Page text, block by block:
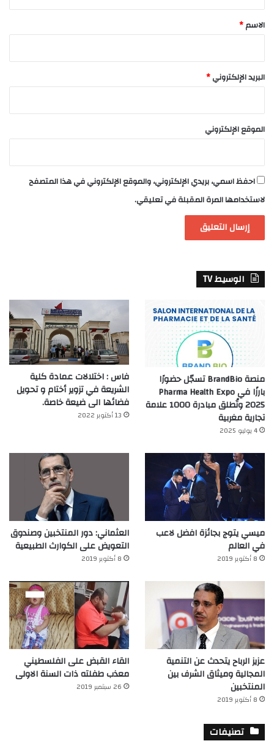
*
الاسم*
البريد الإلكتروني*
الموقع الإلكتروني
احفظ اسمي، بريدي الإلكتروني، والموقع الإلكتروني في هذا المتصفح
لاستخدامها المرة المقبلة في تعليقي.
الوسيط TV
منصة BrandBio تسجّل حضورًا
بارزًا في Pharma Health Expo
2025 وتُطلق مبادرة 1000 علامة
تجارية مغربية
4 يوليو 2025
فاس : اختلالات عمادة كلية
الشريعة في تزوير أختام و تحويل
فضائها الى ضيعة خاصة.
13 أكتوبر 2022
ميسي يتوج بجائزة افضل لاعب
في العالم‎
8 أكتوبر 2019
العثماني: دور المنتخبين وصندوق
التعويض على الكوارث الطبيعية
8 أكتوبر 2019
عزيز الرباح يتحدث عن التنمية
المجالية وميثاق الشرف بين
المنتخبين
8 أكتوبر 2019
القاء القبض على الفلسطيني
معذب طفلته ذات السنة الاولى
26 سبتمبر 2019
تصنيفات